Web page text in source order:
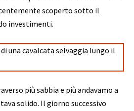
scoperto sotto il
investimenti.
più sabbia e più andavamo a
solido. Il giorno successivo